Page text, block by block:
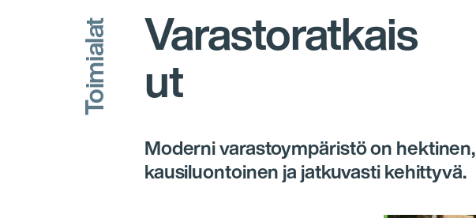
Varastoratkais
ut
Moderni varastoympäristö on hektinen,
kausiluontoinen ja jatkuvasti kehittyvä.
Toimialat